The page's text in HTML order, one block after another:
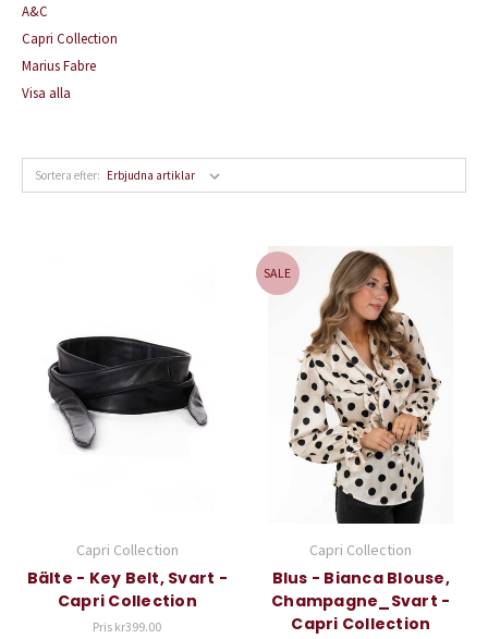
A&C
Capri Collection
Marius Fabre
Visa alla
Sortera efter:
Capri Collection
Bälte - Key Belt, Svart -
Capri Collection
Pris kr399.00
SALE
Capri Collection
Blus - Bianca Blouse,
Champagne_Svart -
Capri Collection